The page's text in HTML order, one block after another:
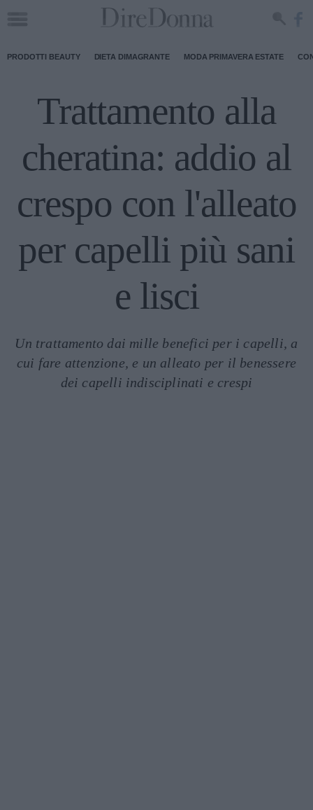
PRODOTTI BEAUTY DIETA DIMAGRANTE MODA PRIMAVERA ESTATE
Trattamento alla
cheratina: addio al
crespo con l'alleato
per capelli più sani
e lisci
Un trattamento dai mille benefici per i capelli, a
cui fare attenzione, e un alleato per il benessere
dei capelli indisciplinati e crespi